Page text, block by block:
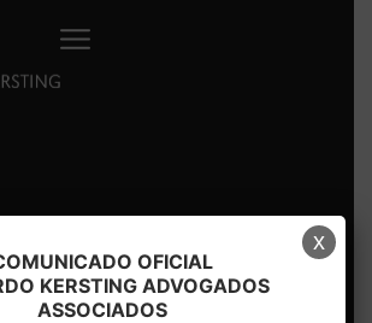
OFICIAL
KERSTING ADVOGADOS
ASSOCIADOS
x